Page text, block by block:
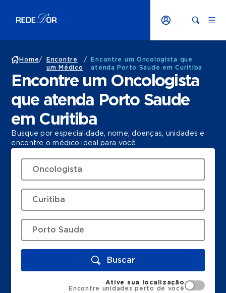
Home/
Encontre
um Médico
/
Encontre um Oncologista que
atenda Porto Saude em Curitiba
Encontre um Oncologista
que atenda Porto Saude
em Curitiba
Busque por especialidade, nome, doenças, unidades e
encontre o médico ideal para você.
Buscar
Ative sua localização
Encontre unidades perto de você